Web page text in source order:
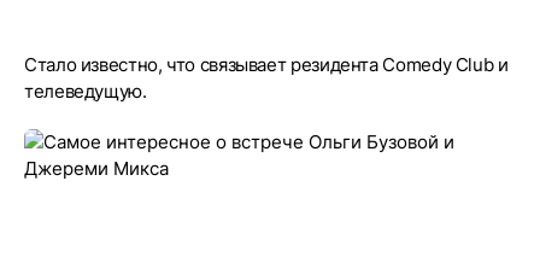
Стало известно, что связывает резидента Comedy Club и
телеведущую.